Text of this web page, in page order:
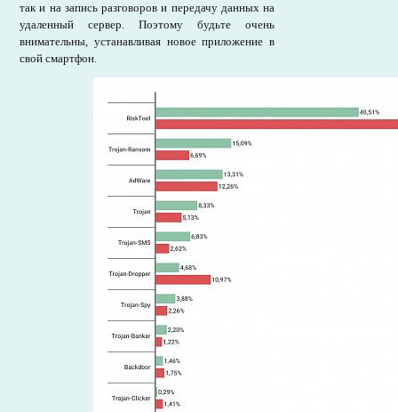
так и на запись разговоров и передачу данных на
удаленный сервер. Поэтому будьте очень
внимательны, устанавливая новое приложение в
свой смартфон.